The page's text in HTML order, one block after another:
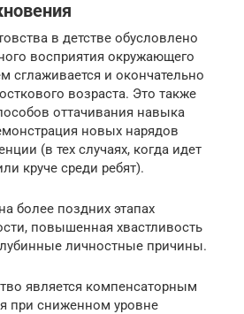
в детстве обусловлено
восприятия окружающего
сглаживается и окончательно
возраста. Это также
оттачивания навыка
новых нарядов
(в тех случаях, когда идет
круче среди ребят).
более поздних этапах
повышенная хвастливость
личностные причины.
является компенсаторным
при сниженном уровне